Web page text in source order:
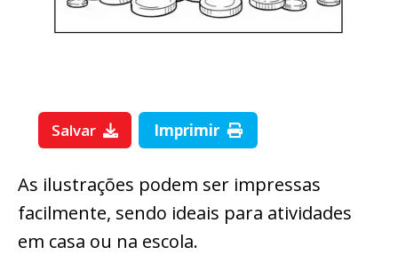
Salvar Imprimir
As ilustrações podem ser impressas
facilmente, sendo ideais para atividades
em casa ou na escola.